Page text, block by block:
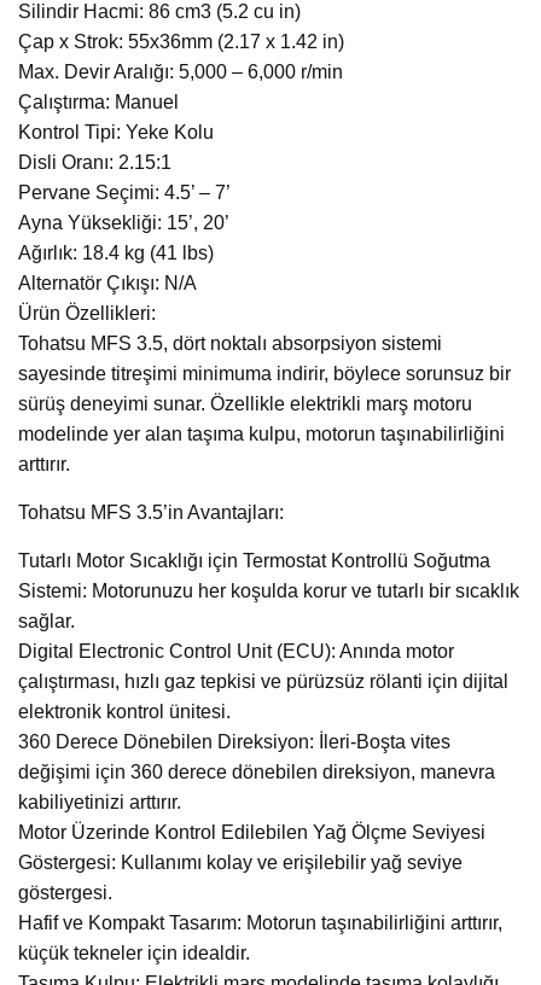
Silindir Hacmi: 86 cm3 (5.2 cu in)
Çap x Strok: 55x36mm (2.17 x 1.42 in)
Max. Devir Aralığı: 5,000 – 6,000 r/min
Çalıştırma: Manuel
Kontrol Tipi: Yeke Kolu
Disli Oranı: 2.15:1
Pervane Seçimi: 4.5’ – 7’
Ayna Yüksekliği: 15’, 20’
Ağırlık: 18.4 kg (41 lbs)
Alternatör Çıkışı: N/A
Ürün Özellikleri:
Tohatsu MFS 3.5, dört noktalı absorpsiyon sistemi
sayesinde titreşimi minimuma indirir, böylece sorunsuz bir
sürüş deneyimi sunar. Özellikle elektrikli marş motoru
modelinde yer alan taşıma kulpu, motorun taşınabilirliğini
arttırır.
Tohatsu MFS 3.5’in Avantajları:
Tutarlı Motor Sıcaklığı için Termostat Kontrollü Soğutma
Sistemi: Motorunuzu her koşulda korur ve tutarlı bir sıcaklık
sağlar.
Digital Electronic Control Unit (ECU): Anında motor
çalıştırması, hızlı gaz tepkisi ve pürüzsüz rölanti için dijital
elektronik kontrol ünitesi.
360 Derece Dönebilen Direksiyon: İleri-Boşta vites
değişimi için 360 derece dönebilen direksiyon, manevra
kabiliyetinizi arttırır.
Motor Üzerinde Kontrol Edilebilen Yağ Ölçme Seviyesi
Göstergesi: Kullanımı kolay ve erişilebilir yağ seviye
göstergesi.
Hafif ve Kompakt Tasarım: Motorun taşınabilirliğini arttırır,
küçük tekneler için idealdir.